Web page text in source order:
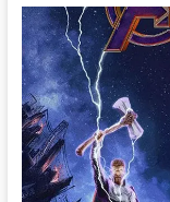
El
espectacular
y
emocionante
fin
de
una
era
3º
Parte